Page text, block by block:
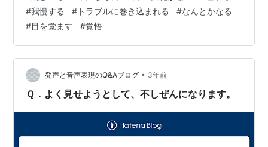
か？ 落ち込んで何も手につかない…、嵐が去るまでじっ
と我慢する…それとも次に（前に）進むために動き出し
ていますか… 今までの自分を振り返ると、嵐が去るまで
じっと我慢することが多かったように思えます。我慢す
ると言うよりは逃げていたのかもしれません… ・今は自
分の感情を押し殺して耐える（嫌だけど我慢す…
#我慢する # トラブルに巻き込まれる #なんとかなる
#目を覚ます #覚悟
発声と音声表現のQ&Aブログ • 3年前
Ｑ．よく見せようとして、不しぜんになります。